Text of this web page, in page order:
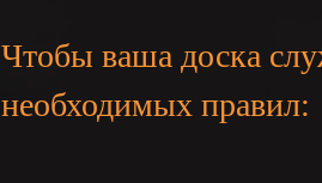
Чтобы ваша доска
необходимых правил: